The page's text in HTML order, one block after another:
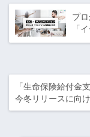
プ
「
「生命保険給付金
今冬リリースに向